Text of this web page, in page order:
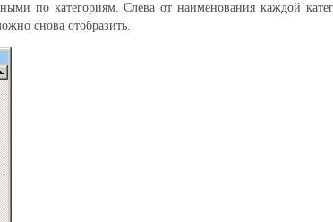
по категориям. Слева от наименования каждой
снова отобразить.